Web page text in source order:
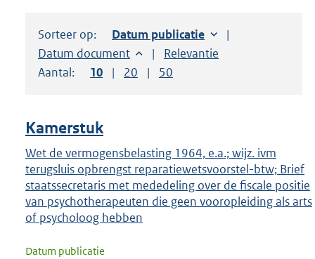
suggesties.
Druk
om
uw
keuze
te
bevestigen.
Sorteer op: Sorteer op:
Datum publicatie
Sorteer op:
Datum document Sorteer op:
Relevantie
Aantal:
Toon
10 resultaten per pagina
Toon
20 resultaten per pagina
Toon
50
Kamerstuk
Wet de vermogensbelasting 1964, e.a.; wijz. ivm
terugsluis opbrengst reparatiewetsvoorstel-btw; Brief
staatssecretaris met mededeling over de fiscale positie
van psychotherapeuten die geen vooropleiding als arts
of psycholoog hebben
Datum publicatie